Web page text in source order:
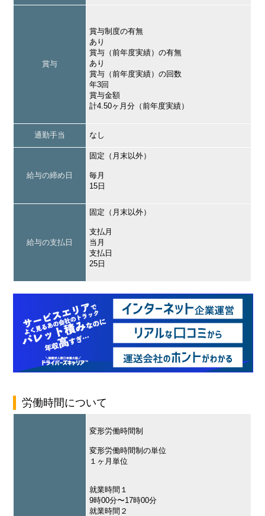
賞与
賞与制度の有無
あり
賞与（前年度実績）の有無
あり
賞与（前年度実績）の回数
年3回
賞与金額
計4.50ヶ月分（前年度実績）
通勤手当 なし
給与の締め日
固定（月末以外）
毎月
15日
給与の支払日
固定（月末以外）
支払月
当月
支払日
25日
労働時間について
変形労働時間制
変形労働時間制の単位
１ヶ月単位
就業時間１
9時00分〜17時00分
就業時間２